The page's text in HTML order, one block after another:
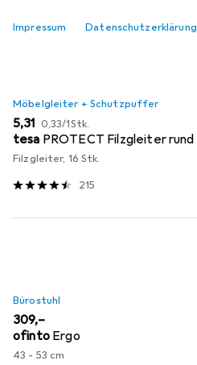
Impressum Datenschutzerklärung
Produktliste
Möbelgleiter + Schutzpuffer
EUR
5,31 EUR
0,33/1Stk.
tesa PROTECT Filzgleiter rund
Filzgleiter, 16 Stk.
215
Bürostuhl
EUR
309,–
ofinto Ergo
43 - 53 cm